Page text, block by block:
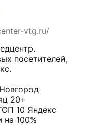
vtg.ru/
посетителей,
20+
10 Яндекс
100%